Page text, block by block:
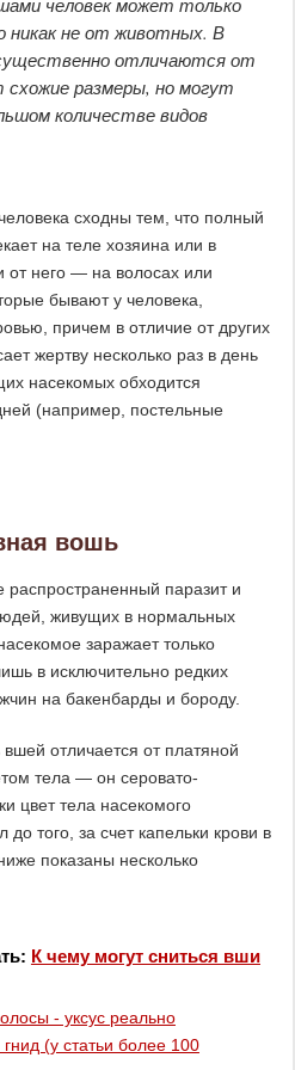
человек может только
никак не от животных. В
отличаются от
размеры, но могут
количестве видов
сходны тем, что полный
на теле хозяина или в
от него — на волосах или
бывают у человека,
причем в отличие от других
жертву несколько раз в день
насекомых обходится
(например, постельные
вошь
паразит и
живущих в нормальных
заражает только
в исключительно редких
на бакенбарды и бороду.
отличается от платяной
тела — он серовато-
цвет тела насекомого
того, за счет капельки крови в
показаны несколько
К чему могут сниться вши
- уксус реально
(у статьи более 100